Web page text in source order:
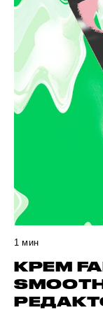
1 мин
КРЕМ